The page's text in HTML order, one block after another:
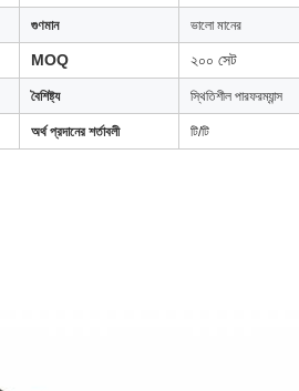
গুণমান ভালো মানের
MOQ ২০০ সেট
বৈশিষ্ট্য স্থিতিশীল পারফরম্যান্স
অর্থ প্রদানের শর্তাবলী টি/টি